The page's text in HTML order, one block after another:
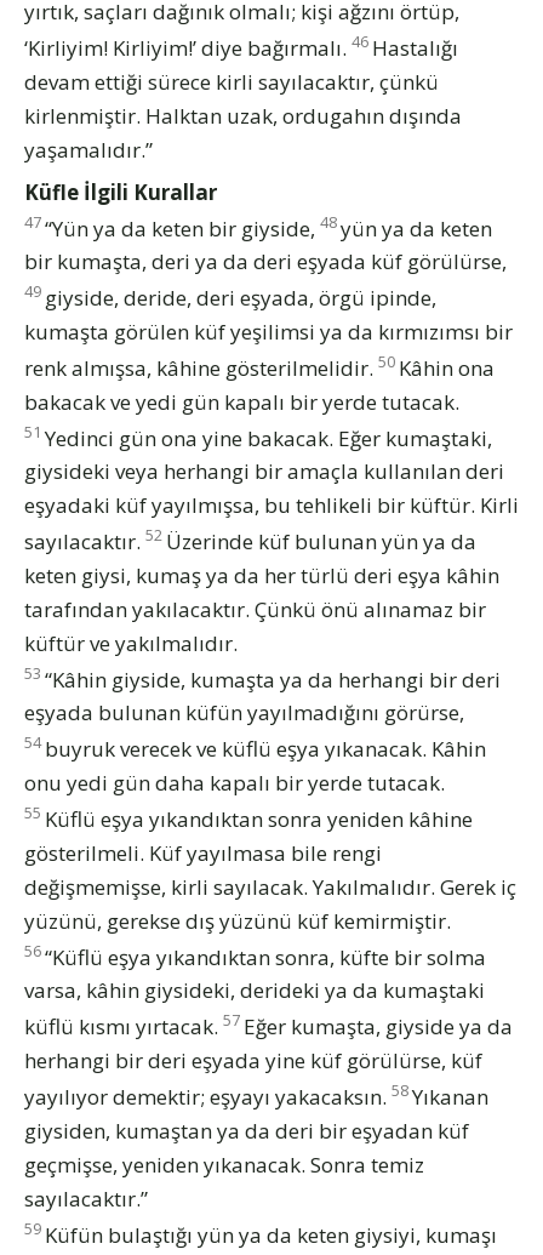
yırtık, saçları dağınık olmalı; kişi ağzını örtüp,
‘Kirliyim! Kirliyim!’ diye bağırmalı. 46 Hastalığı
devam ettiği sürece kirli sayılacaktır, çünkü
kirlenmiştir. Halktan uzak, ordugahın dışında
yaşamalıdır.”
Küfle İlgili Kurallar
47“Yün ya da keten bir giyside, 48yün ya da keten
bir kumaşta, deri ya da deri eşyada küf görülürse,
49 giyside, deride, deri eşyada, örgü ipinde,
kumaşta görülen küf yeşilimsi ya da kırmızımsı bir
renk almışsa, kâhine gösterilmelidir. 50 Kâhin ona
bakacak ve yedi gün kapalı bir yerde tutacak.
51 Yedinci gün ona yine bakacak. Eğer kumaştaki,
giysideki veya herhangi bir amaçla kullanılan deri
eşyadaki küf yayılmışsa, bu tehlikeli bir küftür. Kirli
sayılacaktır. 52 Üzerinde küf bulunan yün ya da
keten giysi, kumaş ya da her türlü deri eşya kâhin
tarafından yakılacaktır. Çünkü önü alınamaz bir
küftür ve yakılmalıdır.
53 “Kâhin giyside, kumaşta ya da herhangi bir deri
eşyada bulunan küfün yayılmadığını görürse,
54 buyruk verecek ve küflü eşya yıkanacak. Kâhin
onu yedi gün daha kapalı bir yerde tutacak.
55 Küflü eşya yıkandıktan sonra yeniden kâhine
gösterilmeli. Küf yayılmasa bile rengi
değişmemişse, kirli sayılacak. Yakılmalıdır. Gerek iç
yüzünü, gerekse dış yüzünü küf kemirmiştir.
56“Küflü eşya yıkandıktan sonra, küfte bir solma
varsa, kâhin giysideki, derideki ya da kumaştaki
küflü kısmı yırtacak. 57 Eğer kumaşta, giyside ya da
herhangi bir deri eşyada yine küf görülürse, küf
yayılıyor demektir; eşyayı yakacaksın. 58Yıkanan
giysiden, kumaştan ya da deri bir eşyadan küf
geçmişse, yeniden yıkanacak. Sonra temiz
sayılacaktır.”
59 Küfün bulaştığı yün ya da keten giysiyi, kumaşı